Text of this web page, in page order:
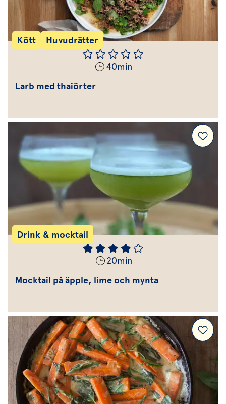
Kött Huvudrätter
40min
Larb med thaiörter
Drink & mocktail
20min
Mocktail på äpple, lime och mynta